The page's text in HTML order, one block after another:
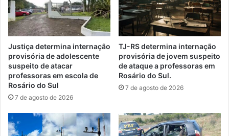
Justiça determina internação
provisória de adolescente
suspeito de atacar
professoras em escola de
Rosário do Sul
7 de agosto de 2026
TJ-RS determina internação
provisória de jovem suspeito
de ataque a professoras em
Rosário do Sul.
7 de agosto de 2026